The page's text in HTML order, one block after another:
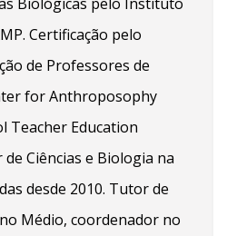
Certificação pelo
de Professores de
for Anthroposophy
Teacher Education
Ciências e Biologia na
desde 2010. Tutor de
Médio, coordenador no